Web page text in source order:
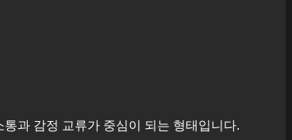
과 감정 교류가 중심이 되는 형태입니다.